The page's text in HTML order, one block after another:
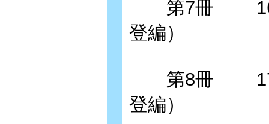
第7冊 1683
登編）
第8冊 1789
登編）